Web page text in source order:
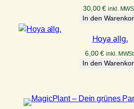
30,00€ inkl.
In den
Hoya allg.
6,00€ inkl. MWSt.
In den